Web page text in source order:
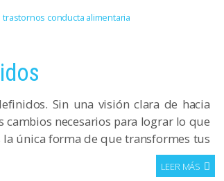
trastornos conducta alimentaria
Sin una visión clara de hacia
necesarios para lograr lo que
única forma de que transformes tus
LEER MÁS